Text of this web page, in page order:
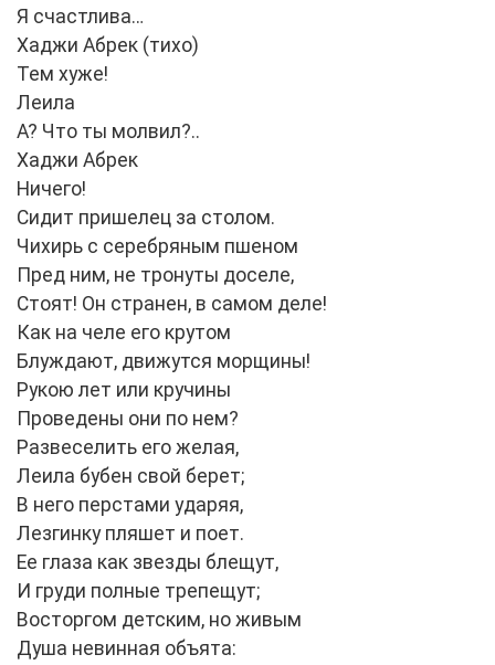
Я счастлива…
Хаджи Абрек (тихо)
Тем хуже!
Леила
А? Что ты молвил?..
Хаджи Абрек
Ничего!
Сидит пришелец за столом.
Чихирь с серебряным пшеном
Пред ним, не тронуты доселе,
Стоят! Он странен, в самом деле!
Как на челе его крутом
Блуждают, движутся морщины!
Рукою лет или кручины
Проведены они по нем?
Развеселить его желая,
Леила бубен свой берет;
В него перстами ударяя,
Лезгинку пляшет и поет.
Ее глаза как звезды блещут,
И груди полные трепещут;
Восторгом детским, но живым
Душа невинная объята: